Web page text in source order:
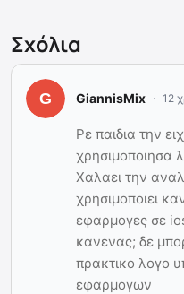
Σχόλια
GiannisMix 12
Ρε παιδια την
χρησιμοποιησα
Χαλαει την
χρησιμοποιει
εφαρμογες σε
κανενας; δε
πρακτικο λογο
εφαρμογων